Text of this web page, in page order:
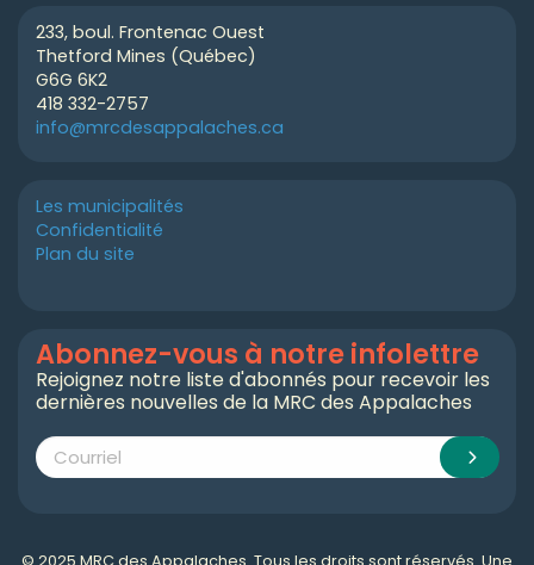
233, boul. Frontenac Ouest
Thetford Mines (Québec)
G6G 6K2
418 332-2757
info@mrcdesappalaches.ca
Les municipalités
Confidentialité
Plan du site
Abonnez-vous à notre infolettre
Rejoignez notre liste d'abonnés pour recevoir les
dernières nouvelles de la MRC des Appalaches
© 2025 MRC des Appalaches. Tous les droits sont réservés. Une